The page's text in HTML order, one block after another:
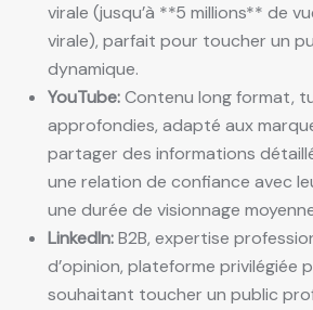
virale (jusqu’à **5 millions** de
virale), parfait pour toucher un
dynamique.
YouTube:Contenu long format,
approfondies, adapté aux
partager des informations
une relation de confiance avec
une durée de visionnage
LinkedIn:B2B, expertise
d’opinion, plateforme privilégiée
souhaitant toucher un public